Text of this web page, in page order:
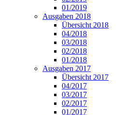
01/2019
Ausgaben 2018
Übersicht 2018
04/2018
03/2018
02/2018
01/2018
Ausgaben 2017
Übersicht 2017
04/2017
03/2017
02/2017
01/2017